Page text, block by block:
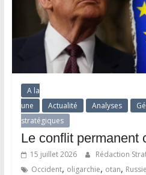
A la
une
Actualité Analyses
stratégiques
Le conflit permanent
15 juillet 2026 Rédaction
Occident, oligarchie, otan, Russie